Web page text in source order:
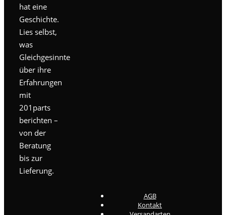
hat eine
Geschichte.
Lies selbst,
was
Gleichgesinnte
über ihre
Erfahrungen
mit
201parts
berichten –
von der
Beratung
bis zur
Lieferung.
AGB
Kontakt